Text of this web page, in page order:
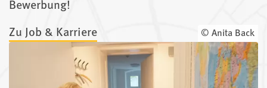
© Anita Back
Bewerbung!
Zu Job & Karriere